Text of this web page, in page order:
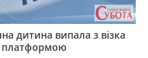
дитина випала з візка
платформою